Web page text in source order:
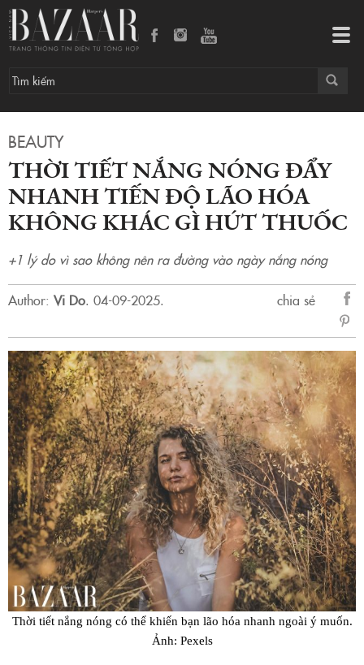
BEAUTY
THỜI TIẾT NẮNG NÓNG ĐẨY
NHANH TIẾN ĐỘ LÃO HÓA
KHÔNG KHÁC GÌ HÚT THUỐC
+1 lý do vì sao không nên ra đường vào ngày nắng nóng
Author: Vi Do. 04-09-2025.
chia sẻ
sẻ
Thời tiết nắng nóng có thể khiến bạn lão hóa nhanh ngoài ý muốn.
Ảnh: Pexels